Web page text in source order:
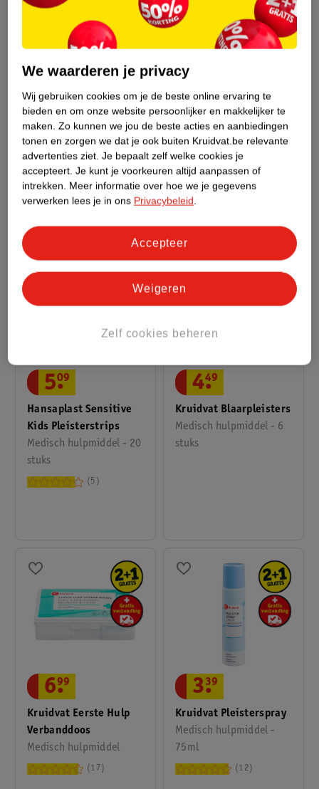
Kruidvat Family Pack
Pleisterset
Medisch hulpmiddel - 50
stuks
2.
99
12
Compeed Medium
Blarenpleisters
Medisch hulpmiddel - 6
stuks
Hansaplast Sensitive
Kids Pleisterstrips
Medisch hulpmiddel - 20
stuks
5.
09
5
Kruidvat Blaarpleisters
Medisch hulpmiddel - 6
stuks
4.
49
Kruidvat Eerste Hulp
Verbanddoos
Medisch hulpmiddel
6.
99
17
Kruidvat Pleisterspray
Medisch hulpmiddel -
75ml
3.
39
12
We waarderen je privacy
Wij gebruiken cookies om je de beste online ervaring te
bieden en om onze website persoonlijker en makkelijker te
maken. Zo kunnen we jou de beste acties en aanbiedingen
tonen en zorgen we dat je ook buiten Kruidvat.be relevante
advertenties ziet. Je bepaalt zelf welke cookies je
accepteert. Je kunt je voorkeuren altijd aanpassen of
intrekken. Meer informatie over hoe we je gegevens
verwerken lees je in ons Privacybeleid.
Zelf cookies beheren
Weigeren
Accepteer